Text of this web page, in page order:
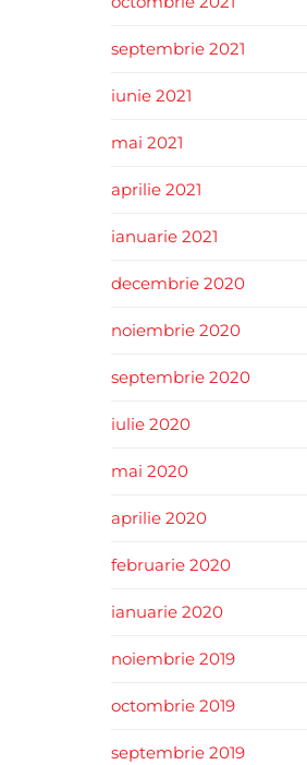
septembrie 2021
iunie 2021
mai 2021
aprilie 2021
ianuarie 2021
decembrie 2020
noiembrie 2020
septembrie 2020
iulie 2020
mai 2020
aprilie 2020
februarie 2020
ianuarie 2020
noiembrie 2019
octombrie 2019
septembrie 2019